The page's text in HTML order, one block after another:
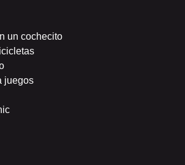
un cochecito
juegos